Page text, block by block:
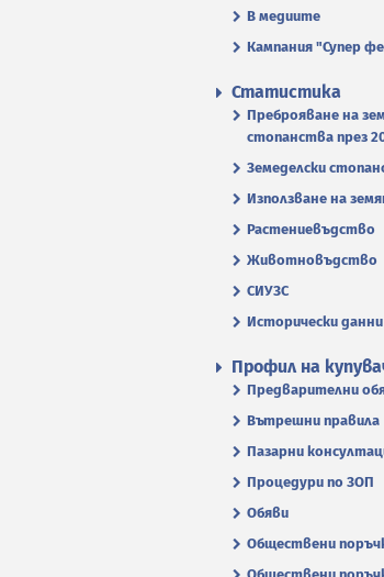
В медиите
Кампания "Супер
Статистика
Преброяване на
стопанства през
Земеделски
Използване на
Растениевъдство
Животновъдство
СИУЗС
Исторически данни
Профил на
Предварителни
Вътрешни правила
Пазарни
Процедури по ЗОП
Обяви
Обществени
Обществени